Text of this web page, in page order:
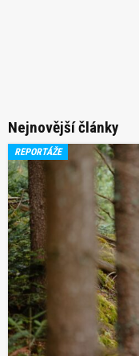
Nejnovější články
REPORTÁŽE